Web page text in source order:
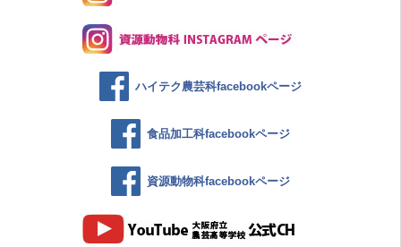
ハイテク農芸科facebookページ
食品加工科facebookページ
資源動物科facebookページ